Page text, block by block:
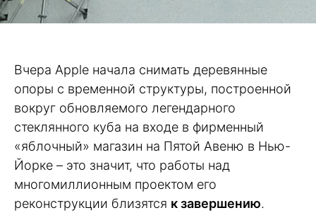
Вчера Apple начала снимать деревянные
опоры с временной структуры, построенной
вокруг обновляемого легендарного
стеклянного куба на входе в фирменный
«яблочный» магазин на Пятой Авеню в Нью-
Йорке – это значит, что работы над
многомиллионным проектом его
реконструкции близятся к завершению.